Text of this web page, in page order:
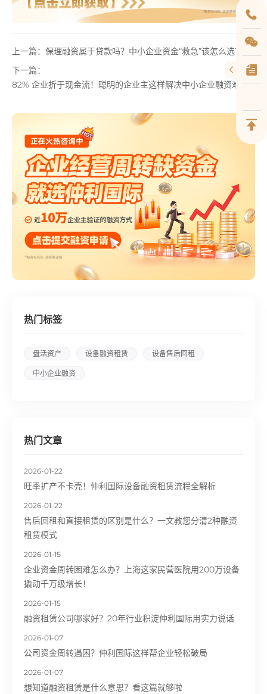
上一篇： 保理融资属于贷款吗？中小企业资金“救急”该怎么选？
下一篇：
82% 企业折于现金流！聪明的企业主这样解决中小企业融资难题
热门标签
盘活资产 设备融资租赁 设备售后回租
中小企业融资
热门文章
2026-01-22
旺季扩产不卡壳！仲利国际设备融资租赁流程全解析
2026-01-22
售后回租和直接租赁的区别是什么？一文教您分清2种融资
租赁模式
2026-01-15
企业资金周转困难怎么办？上海这家民营医院用200万设备
撬动千万级增长！
2026-01-15
融资租赁公司哪家好？20年行业积淀仲利国际用实力说话
2026-01-07
公司资金周转遇困？仲利国际这样帮企业轻松破局
2026-01-07
想知道融资租赁是什么意思？看这篇就够啦